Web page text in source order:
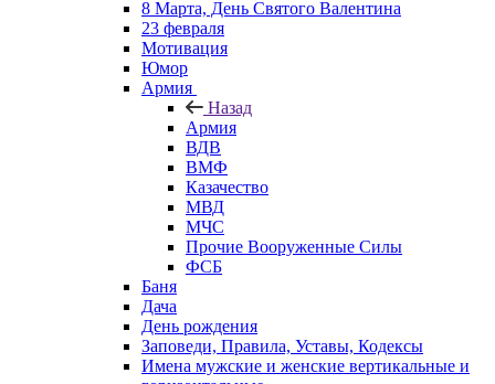
8 Марта, День Святого Валентина
23 февраля
Мотивация
Юмор
Армия
Назад
Армия
ВДВ
ВМФ
Казачество
МВД
МЧС
Прочие Вооруженные Силы
ФСБ
Баня
Дача
День рождения
Заповеди, Правила, Уставы, Кодексы
Имена мужские и женские вертикальные и